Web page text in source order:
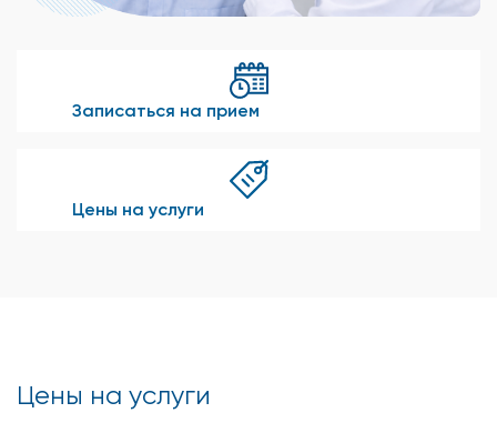
Записаться на прием
Цены на услуги
Цены на услуги